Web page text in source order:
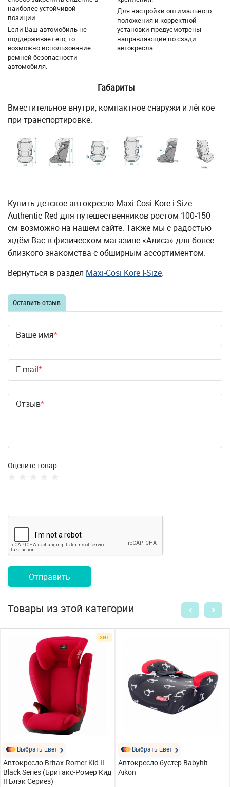
наиболее устойчивой
позиции.
Если Ваш автомобиль не
поддерживает его, то
возможно использование
ремней безопасности
автомобиля.
Для настройки оптимального
положения и корректной
установки предусмотрены
направляющие по сзади
автокресла.
Габариты
Вместительное внутри, компактное снаружи и лёгкое
при транспортировке.
Купить детское автокресло Maxi-Cosi Kore i-Size
Authentic Red для путешественников ростом 100-150
см возможно на нашем сайте. Также мы с радостью
ждём Вас в физическом магазине «Алиса» для более
близкого знакомства с обширным ассортиментом.
Вернуться в раздел Maxi-Cosi Kore I-Size.
Оставить отзыв
Ваше имя
E-mail
Отзыв
Оцените товар:
Отправить
Товары из этой категории
ХИТ
Выбрать цвет
Автокресло Britax-Romer Kid II
Black Series (Бритакс-Ромер Кид
II Блэк Сериез)
Выбрать цвет
Автокресло бустер Babyhit
Aikon